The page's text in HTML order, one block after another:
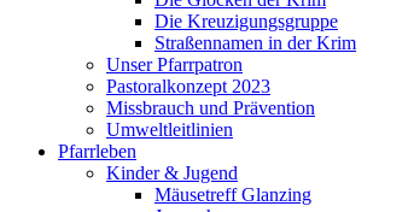
Die Kreuzigungsgruppe
Straßennamen in der Krim
Unser Pfarrpatron
Pastoralkonzept 2023
Missbrauch und Prävention
Umweltleitlinien
Pfarrleben
Kinder & Jugend
Mäusetreff Glanzing